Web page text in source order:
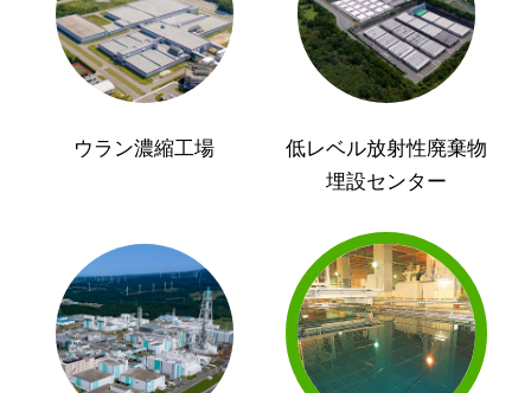
ウラン濃縮工場
低レベル放射性廃棄物
埋設センター